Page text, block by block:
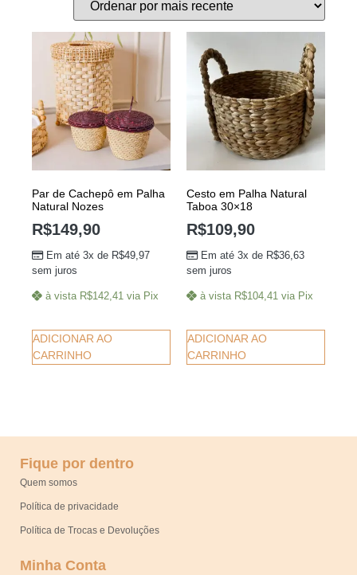
Par de Cachepô em Palha
Natural Nozes
R$149,90
Em até 3x de R$49,97
sem juros
à vista R$142,41 via Pix
ADICIONAR AO
CARRINHO
Cesto em Palha Natural
Taboa 30×18
R$109,90
Em até 3x de R$36,63
sem juros
à vista R$104,41 via Pix
ADICIONAR AO
CARRINHO
Fique por dentro
Quem somos
Política de privacidade
Política de Trocas e Devoluções
Minha Conta